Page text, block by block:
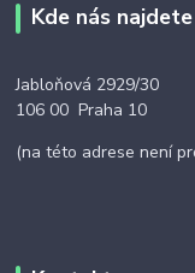
Kde nás najdete
Jabloňová 2929/30
106 00 Praha 10
(na této adrese není